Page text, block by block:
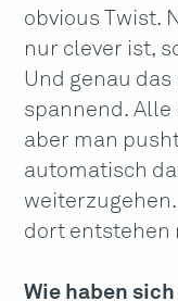
obvious Twist.
nur clever ist,
Und genau
spannend.
aber man
automatisch
dort entstehen
Wie haben